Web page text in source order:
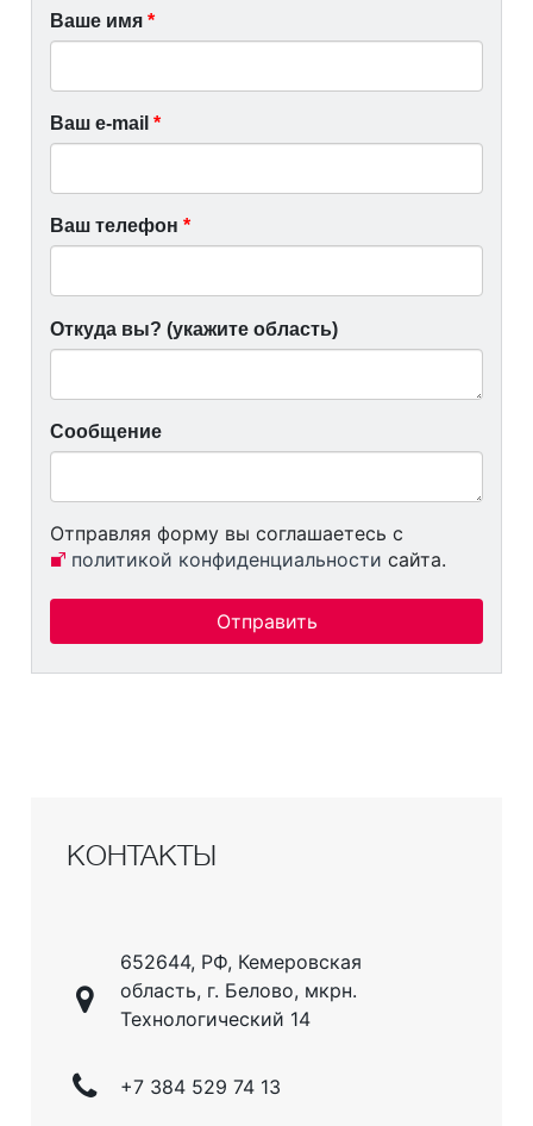
Ваше имя*
Ваш e-mail*
Ваш телефон*
*
Откуда вы? (укажите область)
Сообщение
Отправляя форму вы соглашаетесь с
политикой конфиденциальности сайта.
Отправить
КОНТАКТЫ
652644, РФ, Кемеровская
область, г. Белово, мкрн.
Технологический 14
+7 384 529 74 13